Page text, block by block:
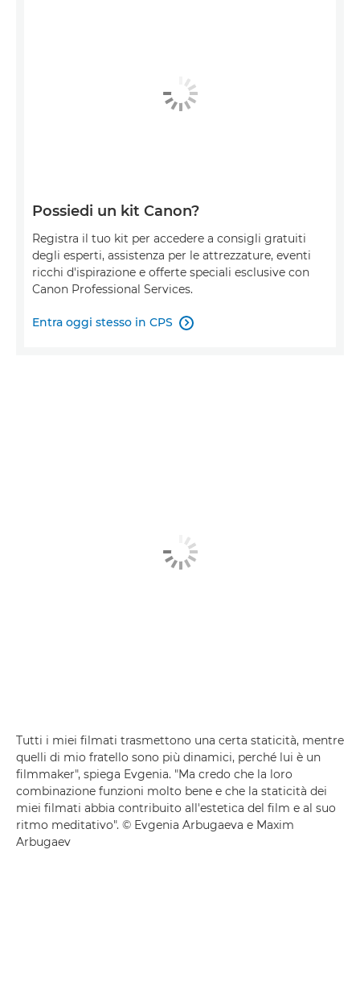
Possiedi un kit Canon?
Registra il tuo kit per accedere a consigli gratuiti
degli esperti, assistenza per le attrezzature, eventi
ricchi d'ispirazione e offerte speciali esclusive con
Canon Professional Services.
Entra oggi stesso in CPS 
Tutti i miei filmati trasmettono una certa staticità, mentre
quelli di mio fratello sono più dinamici, perché lui è un
filmmaker", spiega Evgenia. "Ma credo che la loro
combinazione funzioni molto bene e che la staticità dei
miei filmati abbia contribuito all'estetica del film e al suo
ritmo meditativo". © Evgenia Arbugaeva e Maxim
Arbugaev